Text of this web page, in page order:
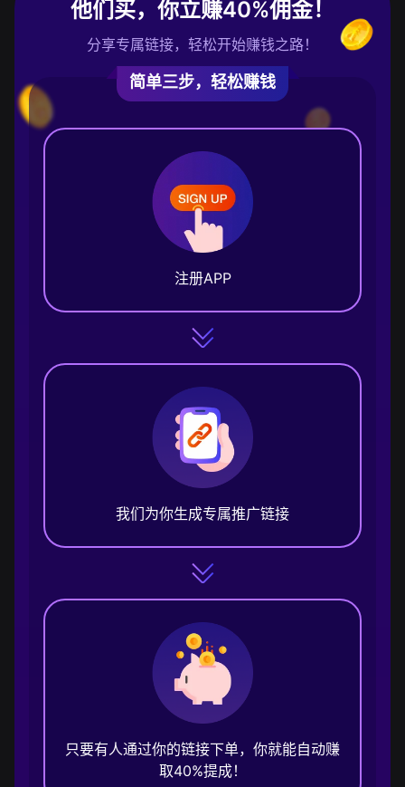
他们买，你立赚40%佣金！
分享专属链接，轻松开始赚钱之路！
简单三步，轻松赚钱
注册APP
我们为你生成专属推广链接
只要有人通过你的链接下单，你就能自动赚
取40%提成！